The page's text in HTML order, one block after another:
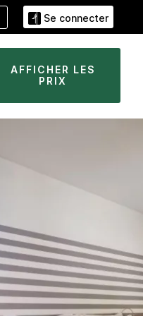
Se connecter
AFFICHER LES
PRIX